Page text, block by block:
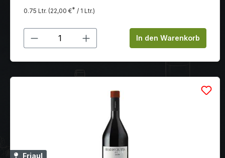
0.75 Ltr. (22,00 €* / 1 Ltr.)
Produkt Anzahl: Gib denIn den Warenkorb
Friaul